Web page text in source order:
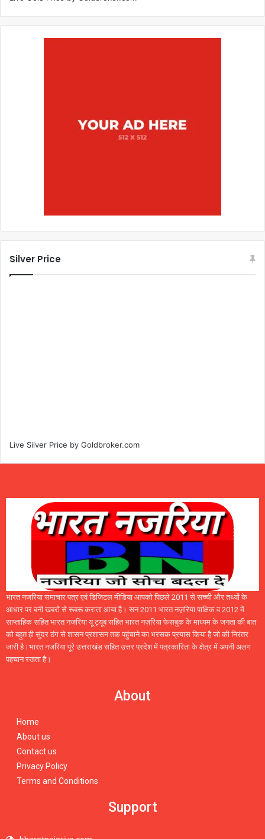
Silver Price
Live Silver Price by Goldbroker.com
भारत नजरिया समाचार पत्र एवं डिजिटल मीडिया आपको पिछले 2011 से सच्ची और तथ्यों के
आधार पर बनी खबरों से रूबरू कराता आया है। सन 2011 भारत नज़रिया पाक्षिक व 2012 में
साप्ताहिक सहित भारत नजरिया यू ट्यूब सहित भारत नज़रिया फेसबुक के माध्यम के जनता की बात
को बहुत ही सुंदर ठंग से शासन प्रशासन तक पहुंचाने का भरसक प्रयास किया है जो की निरंतर
जारी है।भारत नजरिया पूरे उत्तराखंड सहित उत्तर प्रदेश में पत्रकारिता के क्षेत्र में अपनी अलग
पहचान रखता है।
About
Home
About us
Contact us
Privacy Policy
Terms and Conditions
Support